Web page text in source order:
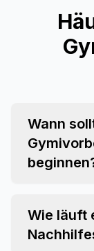
Wann
Wie läuft